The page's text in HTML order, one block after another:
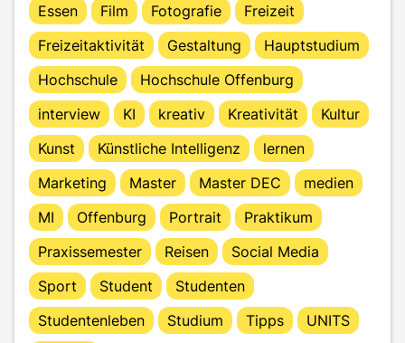
Essen
Film Fotografie
Freizeit
Freizeitaktivität
Gestaltung
Hauptstudium
Hochschule
Hochschule Offenburg
interview
KI kreativ Kreativität
Kultur
Kunst
Künstliche Intelligenz
lernen
Marketing
Master Master DEC
medien
MI
Offenburg Portrait
Praktikum
Praxissemester
Reisen
Social Media
Sport
Student
Studenten
Studentenleben
Studium Tipps UNITS